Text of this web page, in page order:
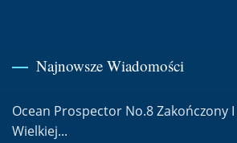
Najnowsze Wiadomości
Ocean Prospector No.8 Zakończony
Wielkiej...